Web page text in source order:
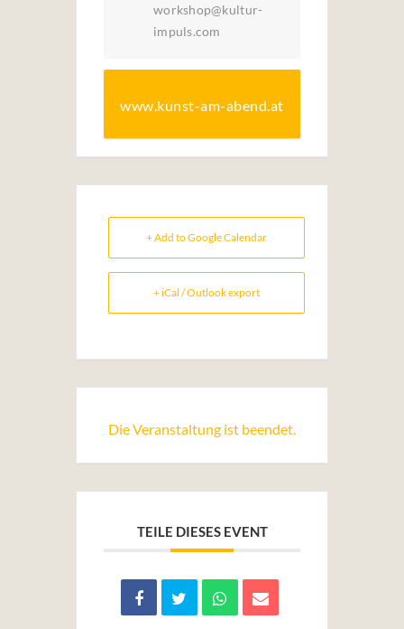
workshop@kultur-
impuls.com
www.kunst-am-abend.at
+ Add to Google Calendar
+ iCal / Outlook export
Die Veranstaltung ist beendet.
TEILE DIESES EVENT